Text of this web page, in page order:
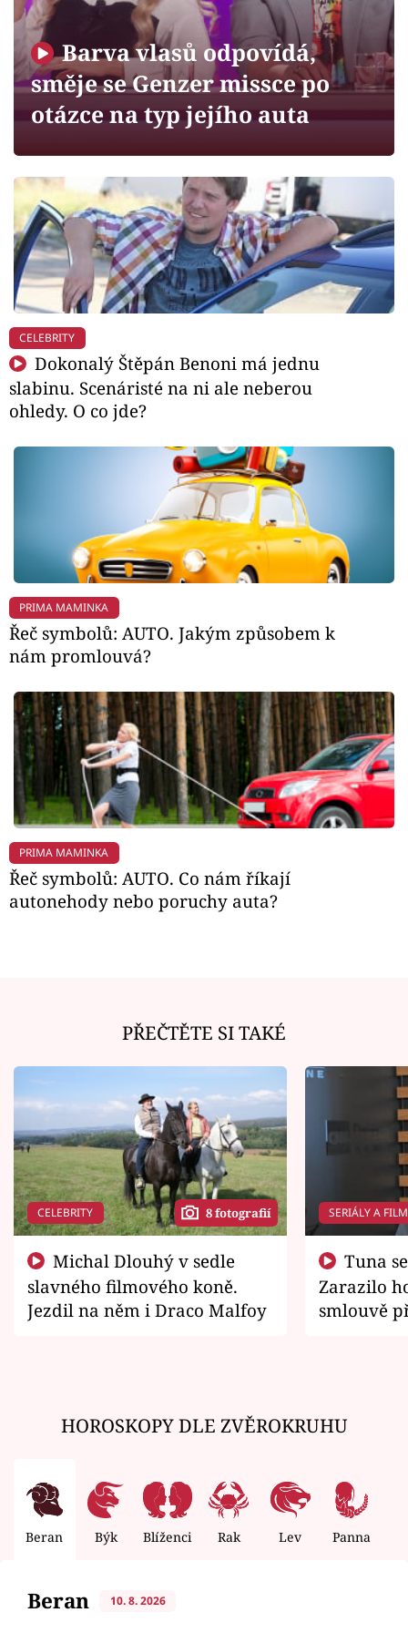
Sledujte prima+
Filmový festival Karlovy Vary
Mámy sobě
Přihlášení
Sledujte nás
Barva vlasů odpovídá,
směje se Genzer missce po
otázce na typ jejího auta
CELEBRITY
Dokonalý Štěpán Benoni má jednu
slabinu. Scenáristé na ni ale neberou
ohledy. O co jde?
PRIMA MAMINKA
Řeč symbolů: AUTO. Jakým způsobem k
nám promlouvá?
PRIMA MAMINKA
Řeč symbolů: AUTO. Co nám říkají
autonehody nebo poruchy auta?
PŘEČTĚTE SI TAKÉ
CELEBRITY 8 fotografií
slavného filmového koně.
Jezdil na něm i Draco Malfoy
SERIÁLY A
Zarazilo
smlouvě
HOROSKOPY DLE ZVĚROKRUHU
Beran Býk Blíženci Rak Lev Panna
Beran 10. 8. 2026